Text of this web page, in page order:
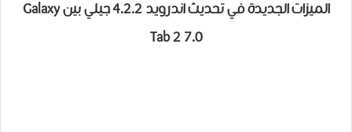
الميزات الجديدة في تحديث اندرويد 4.2.2 جيلي بين Galaxy
Tab 2 7.0